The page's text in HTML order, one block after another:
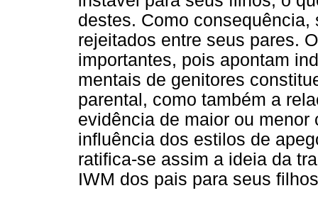
destes. Como
rejeitados entre seus pares.
importantes, pois apontam
mentais de genitores
parental, como também a
evidência de maior ou
influência dos estilos de
ratifica-se assim a ideia da
IWM dos pais para seus